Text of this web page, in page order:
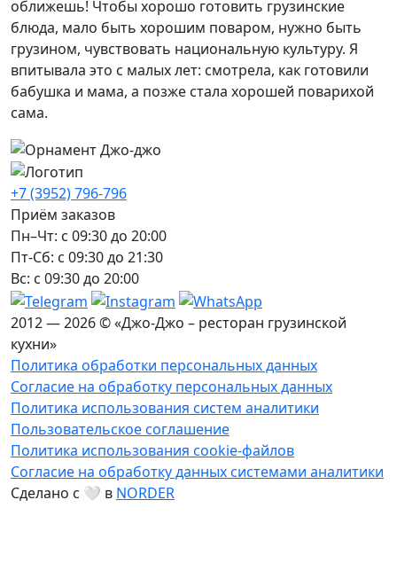
оближешь! Чтобы хорошо готовить грузинские
блюда, мало быть хорошим поваром, нужно быть
грузином, чувствовать национальную культуру. Я
впитывала это с малых лет: смотрела, как готовили
бабушка и мама, а позже стала хорошей поварихой
сама.
+7 (3952) 796-796
Приём заказов
Пн–Чт: с 09:30 до 20:00
Пт-Сб: с 09:30 до 21:30
Вс: с 09:30 до 20:00
2012 — 2026 © «Джо-Джо – ресторан грузинской
кухни»
Политика обработки персональных данных
Согласие на обработку персональных данных
Политика использования систем аналитики
Пользовательское соглашение
Политика использования cookie-файлов
Согласие на обработку данных системами аналитики
Сделано с 🤍 в NORDER